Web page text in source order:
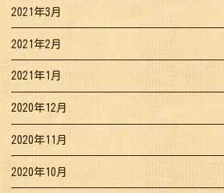
2021年3月
2021年2月
2021年1月
2020年12月
2020年11月
2020年10月